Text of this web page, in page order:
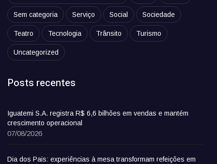
Sem categoria Serviço Social Sociedade
Teatro Tecnologia Trânsito Turismo
Uncategorized
Posts recentes
Iguatemi S.A. registra R$ 6,6 bilhões em vendas e mantém
crescimento operacional
07/08/2026
Dia dos Pais: experiências à mesa transformam refeições em